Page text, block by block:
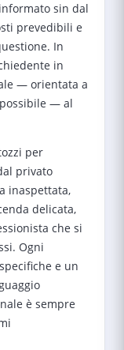
sin dal
prevedibili e
In
in
— orientata a
— al
per
privato
inaspettata,
delicata,
che si
Ogni
e un
è sempre